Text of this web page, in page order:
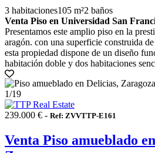
3 habitaciones105 m²2 baños
Venta Piso en Universidad San
Presentamos este amplio piso en la
aragón. con una superficie construida
esta propiedad dispone de un diseño
habitación doble y dos habitaciones
1/19
239.000 € - Ref: ZVVTTP-E161
Venta Piso amueblado